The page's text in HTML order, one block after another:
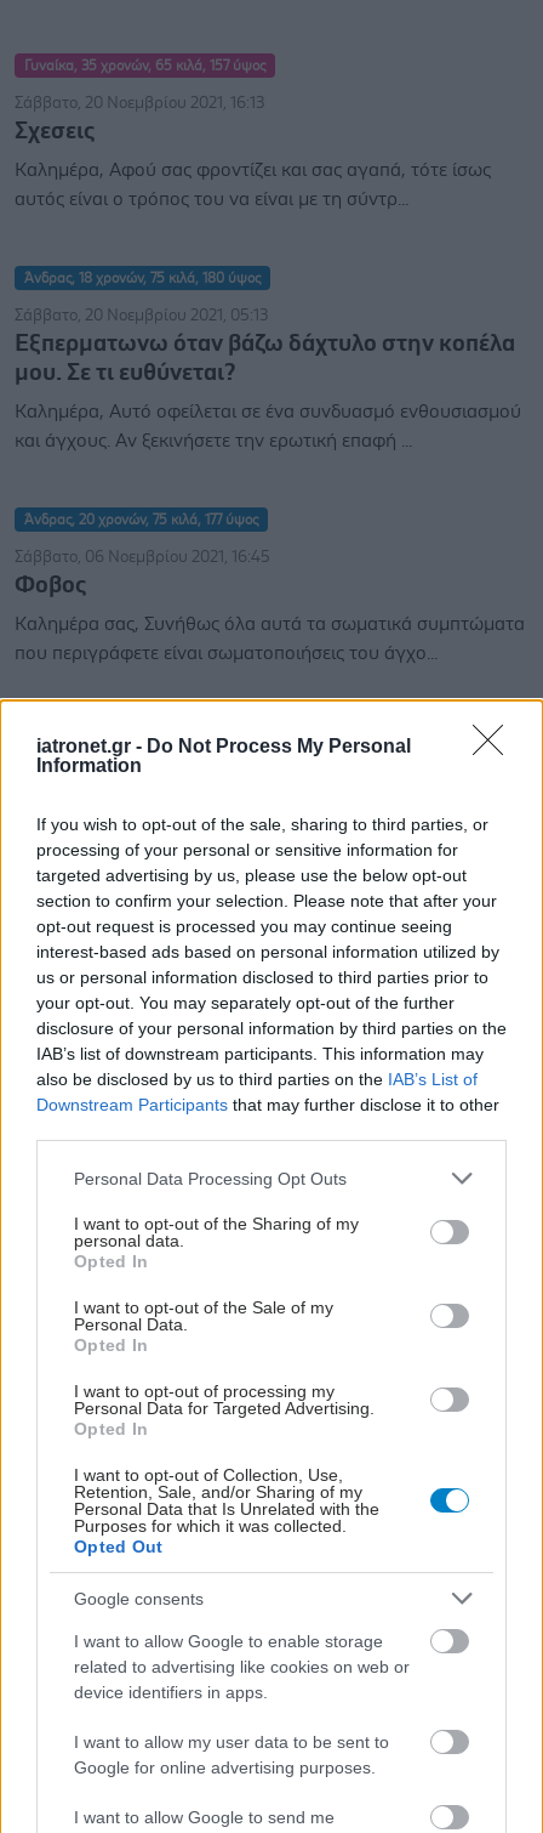
iatronet.gr - Do Not Process My Personal
Information
If you wish to opt-out of the sale, sharing to third parties, or
processing of your personal or sensitive information for
targeted advertising by us, please use the below opt-out
section to confirm your selection. Please note that after your
opt-out request is processed you may continue seeing
interest-based ads based on personal information utilized by
us or personal information disclosed to third parties prior to
your opt-out. You may separately opt-out of the further
disclosure of your personal information by third parties on the
IAB’s list of downstream participants. This information may
also be disclosed by us to third parties on the IAB’s List of
Downstream Participants that may further disclose it to other
Please note that this website/app uses one or more Google
not limited to your visit or usage behaviour. You may click to
grant or deny consent to Google and its third-party tags to
use your data for below specified purposes in below Google
consent section.
Personal Data Processing Opt Outs
I want to opt-out of the Sharing of my
personal data.
Opted In
I want to opt-out of the Sale of my
Personal Data.
Opted In
I want to opt-out of processing my
Personal Data for Targeted Advertising.
Opted In
I want to opt-out of Collection, Use,
Retention, Sale, and/or Sharing of my
Personal Data that Is Unrelated with the
Purposes for which it was collected.
Opted Out
Google consents
I want to allow Google to enable storage
related to advertising like cookies on web or
device identifiers in apps.
I want to allow my user data to be sent to
Google for online advertising purposes.
I want to allow Google to send me
Γυναίκα, 35 χρονών, 65 κιλά, 157 ύψος
Σάββατο, 20 Νοεμβρίου 2021, 16:13
Σχεσεις
Καλημέρα, Αφού σας φροντίζει και σας αγαπά, τότε ίσως
αυτός είναι ο τρόπος του να είναι με τη σύντρ...
Άνδρας, 18 χρονών, 75 κιλά, 180 ύψος
Σάββατο, 20 Νοεμβρίου 2021, 05:13
Εξπερματωνω όταν βάζω δάχτυλο στην κοπέλα
μου. Σε τι ευθύνεται?
Καλημέρα, Αυτό οφείλεται σε ένα συνδυασμό ενθουσιασμού
και άγχους. Αν ξεκινήσετε την ερωτική επαφή ...
Άνδρας, 20 χρονών, 75 κιλά, 177 ύψος
Σάββατο, 06 Νοεμβρίου 2021, 16:45
Φοβος
Καλημέρα σας, Συνήθως όλα αυτά τα σωματικά συμπτώματα
που περιγράφετε είναι σωματοποιήσεις του άγχο...
... 3 4 5 6 7 ...
ΣΗΜΕΡΑ ΣΤΟ IATRONET.GR